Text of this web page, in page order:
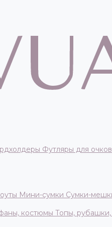
Футляры для очков
Мини-сумки Сумки-
костюмы Топы, рубашки,